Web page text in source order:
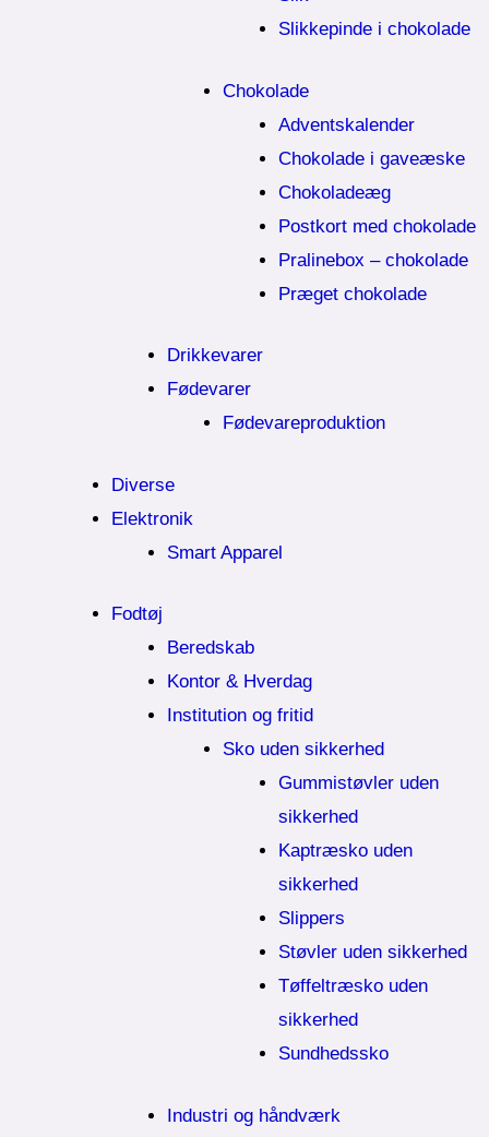
Slikkepinde i chokolade
Chokolade
Adventskalender
Chokolade i gaveæske
Chokoladeæg
Postkort med chokolade
Pralinebox – chokolade
Præget chokolade
Drikkevarer
Fødevarer
Fødevareproduktion
Diverse
Elektronik
Smart Apparel
Fodtøj
Beredskab
Kontor & Hverdag
Institution og fritid
Sko uden sikkerhed
Gummistøvler uden
sikkerhed
Kaptræsko uden
sikkerhed
Slippers
Støvler uden sikkerhed
Tøffeltræsko uden
sikkerhed
Sundhedssko
Industri og håndværk